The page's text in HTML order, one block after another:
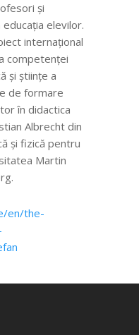
și
elevilor.
internațional
competenței
și științe a
de formare
în didactica
Albrecht din
și fizică pentru
Martin
en/the-